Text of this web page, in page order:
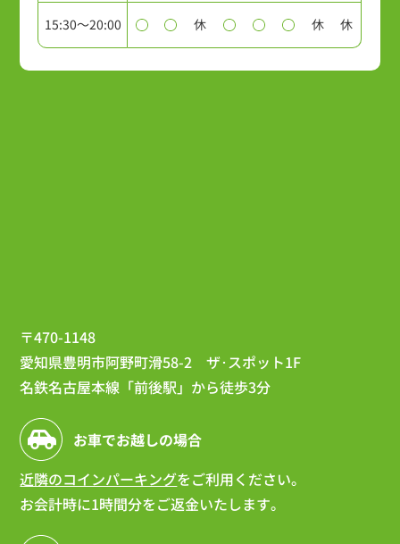
15:30～20:00 休 休 休
〒470-1148
愛知県豊明市阿野町滑58-2 ザ･スポット1F
名鉄名古屋本線「前後駅」から徒歩3分
お車でお越しの場合
近隣のコインパーキングをご利用ください。
お会計時に1時間分をご返金いたします。